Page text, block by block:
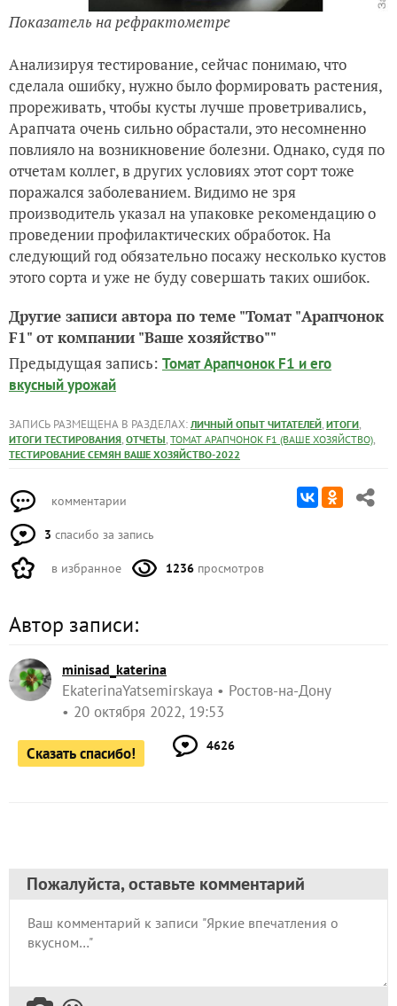
Показатель на рефрактометре
Анализируя тестирование, сейчас понимаю, что
сделала ошибку, нужно было формировать растения,
прореживать, чтобы кусты лучше проветривались,
Арапчата очень сильно обрастали, это несомненно
повлияло на возникновение болезни. Однако, судя по
отчетам коллег, в других условиях этот сорт тоже
поражался заболеванием. Видимо не зря
производитель указал на упаковке рекомендацию о
проведении профилактических обработок. На
следующий год обязательно посажу несколько кустов
этого сорта и уже не буду совершать таких ошибок.
Другие записи автора по теме "Томат "Арапчонок
F1" от компании "Ваше хозяйство""
Предыдущая запись: Томат Арапчонок F1 и его
вкусный урожай
ЗАПИСЬ РАЗМЕЩЕНА В РАЗДЕЛАХ: ЛИЧНЫЙ ОПЫТ ЧИТАТЕЛЕЙ, ИТОГИ,
ИТОГИ ТЕСТИРОВАНИЯ, ОТЧЕТЫ, ТОМАТ АРАПЧОНОК F1 (ВАШЕ ХОЗЯЙСТВО),
ТЕСТИРОВАНИЕ СЕМЯН ВАШЕ ХОЗЯЙСТВО-2022
комментарии
3 спасибо за запись
в избранное 1236 просмотров
Автор записи:
minisad_katerina
EkaterinaYatsemirskaya
Ростов-на-Дону
20 октября 2022, 19:53
Сказать спасибо! 4626
Пожалуйста, оставьте комментарий